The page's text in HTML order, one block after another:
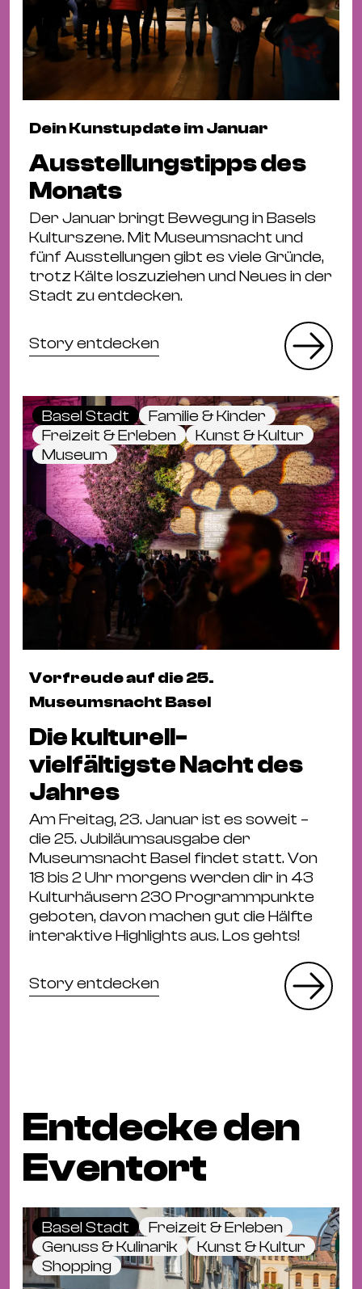
Dein Kunstupdate im Januar
Ausstellungstipps des
Monats
Der Januar bringt Bewegung in Basels
Kulturszene. Mit Museumsnacht und
fünf Ausstellungen gibt es viele Gründe,
trotz Kälte loszuziehen und Neues in der
Stadt zu entdecken.
Story entdecken
Basel Stadt
Familie & Kinder
Freizeit & Erleben
Kunst & Kultur
Museum
Vorfreude auf die 25.
Museumsnacht Basel
Die kulturell-
vielfältigste Nacht des
Jahres
Am Freitag, 23. Januar ist es soweit –
die 25. Jubiläumsausgabe der
Museumsnacht Basel findet statt. Von
18 bis 2 Uhr morgens werden dir in 43
Kulturhäusern 230 Programmpunkte
geboten, davon machen gut die Hälfte
interaktive Highlights aus. Los gehts!
Story entdecken
Entdecke den
Eventort
Basel Stadt
Freizeit & Erleben
Genuss & Kulinarik
Kunst & Kultur
Shopping